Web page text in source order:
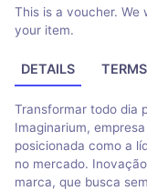
This is a voucher.
your item.
DETAILS
Transformar todo dia
Imaginarium,
posicionada como a
no mercado.
marca, que busca